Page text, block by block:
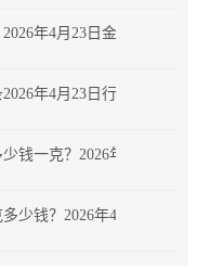
年4月23日金价查询
年4月23日行情查询
钱一克？2026年4月23日
少钱？2026年4月22日最新